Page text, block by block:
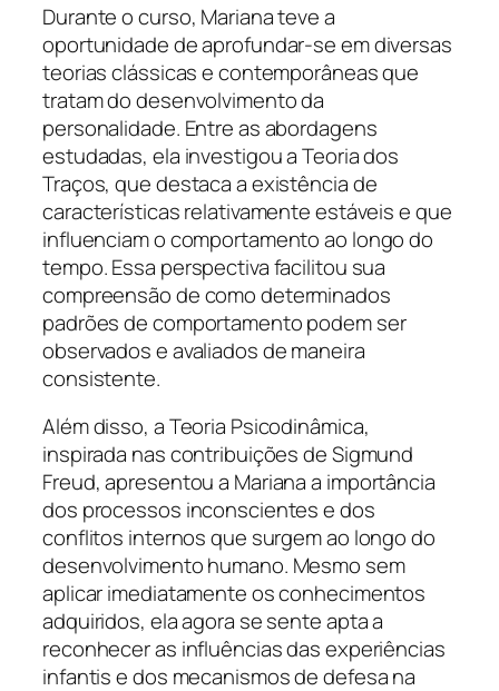
Durante o curso, Mariana teve a
oportunidade de aprofundar-se em diversas
teorias clássicas e contemporâneas que
tratam do desenvolvimento da
personalidade. Entre as abordagens
estudadas, ela investigou a Teoria dos
Traços, que destaca a existência de
características relativamente estáveis e que
influenciam o comportamento ao longo do
tempo. Essa perspectiva facilitou sua
compreensão de como determinados
padrões de comportamento podem ser
observados e avaliados de maneira
consistente.
Além disso, a Teoria Psicodinâmica,
inspirada nas contribuições de Sigmund
Freud, apresentou a Mariana a importância
dos processos inconscientes e dos
conflitos internos que surgem ao longo do
desenvolvimento humano. Mesmo sem
aplicar imediatamente os conhecimentos
adquiridos, ela agora se sente apta a
reconhecer as influências das experiências
infantis e dos mecanismos de defesa na